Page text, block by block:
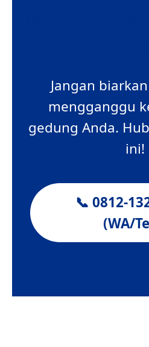
Jangan
mengganggu
gedung Anda.
ini!
📞 0812-
(WA/